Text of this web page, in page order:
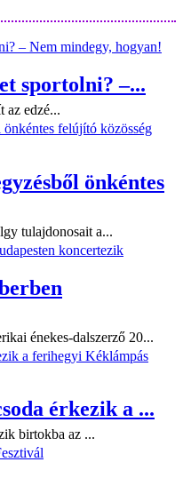
sportolni? –...
az edzé...
önkéntes
tulajdonosait a...
énekes-dalszerző 20...
érkezik a ...
birtokba az ...